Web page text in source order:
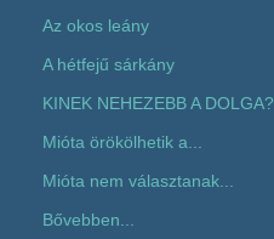
Az okos leány
A hétfejű sárkány
KINEK NEHEZEBB A DOLGA?
Mióta örökölhetik a...
Mióta nem választanak...
Bővebben...